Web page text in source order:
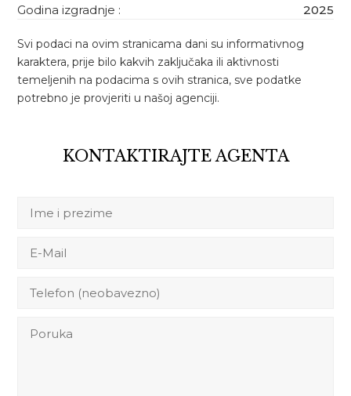
Godina izgradnje :
2025
Svi podaci na ovim stranicama dani su informativnog
karaktera, prije bilo kakvih zaključaka ili aktivnosti
temeljenih na podacima s ovih stranica, sve podatke
potrebno je provjeriti u našoj agenciji.
KONTAKTIRAJTE AGENTA